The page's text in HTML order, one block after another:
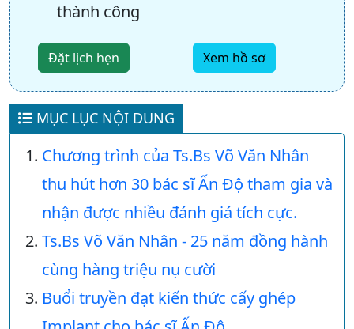
thành công
Đặt lịch hẹn Xem hồ sơ
MỤC LỤC NỘI DUNG
Chương trình của Ts.Bs Võ Văn Nhân
thu hút hơn 30 bác sĩ Ấn Độ tham gia và
nhận được nhiều đánh giá tích cực.
Ts.Bs Võ Văn Nhân - 25 năm đồng hành
cùng hàng triệu nụ cười
Buổi truyền đạt kiến thức cấy ghép